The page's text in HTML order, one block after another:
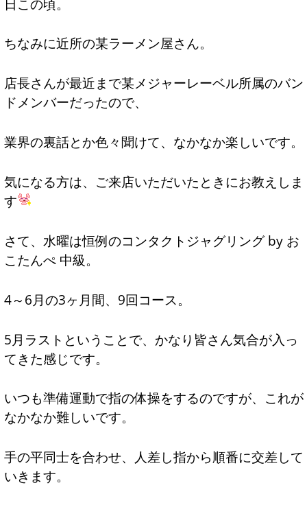
日この頃。
ちなみに近所の某ラーメン屋さん。
店長さんが最近まで某メジャーレーベル所属のバン
ドメンバーだったので、
業界の裏話とか色々聞けて、なかなか楽しいです。
気になる方は、ご来店いただいたときにお教えしま
す
さて、水曜は恒例のコンタクトジャグリング by お
こたんぺ 中級。
4～6月の3ヶ月間、9回コース。
5月ラストということで、かなり皆さん気合が入っ
てきた感じです。
いつも準備運動で指の体操をするのですが、これが
なかなか難しいです。
手の平同士を合わせ、人差し指から順番に交差して
いきます。